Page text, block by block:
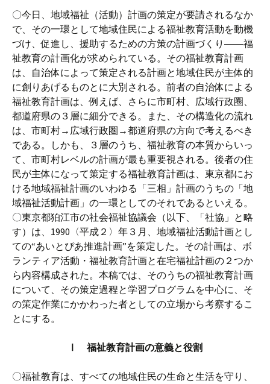
〇今日、地域福祉（活動）計画の策定が要請されるなか
で、その一環として地域住民による福祉教育活動を動機
づけ、促進し、援助するための方策の計画づくり――福
祉教育の計画化が求められている。その福祉教育計画
は、自治体によって策定される計画と地域住民が主体的
に創りあげるものとに大別される。前者の自治体による
福祉教育計画は、例えば、さらに市町村、広域行政圈、
都道府県の３層に細分できる。また、その構造化の流れ
は、市町村→広域行政圏→都道府県の方向で考えるべき
である。しかも、３層のうち、福祉教育の本質からいっ
て、市町村レベルの計画が最も重要視される。後者の住
民が主体になって策定する福祉教育計画は、東京都にお
ける地域福祉計画のいわゆる「三相」計画のうちの「地
域福祉活動計画」の一環としてのそれであるといえる。
〇東京都狛江市の社会福祉協議会（以下、「社協」と略
す）は、1990〈平成２〉年３月、地域福祉活動計画とし
ての“あいとぴあ推進計画”を策定した。その計画は、ボ
ランティア活動・福祉教育計画と在宅福祉計画の２つか
ら内容構成された。本稿では、そのうちの福祉教育計画
について、その策定過程と学習プログラムを中心に、そ
の策定作業にかかわった者としての立場から考察するこ
とにする。
Ⅰ 福祉教育計画の意義と役割
〇福祉教育は、すべての地域住民の生命と生活を守り、